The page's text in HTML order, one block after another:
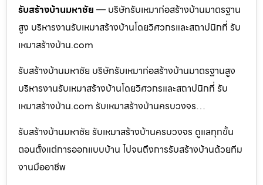
รับสร้างบ้านมหาชัย — บริษัทรับเหมาก่อสร้างบ้านมาตรฐาน
สูง บริหารงานรับเหมาสร้างบ้านโดยวิศวกรและสถาปนิกที่ รับ
เหมาสร้างบ้าน.com
รับสร้างบ้านมหาชัย บริษัทรับเหมาก่อสร้างบ้านมาตรฐานสูง
บริหารงานรับเหมาสร้างบ้านโดยวิศวกรและสถาปนิกที่ รับ
เหมาสร้างบ้าน.com รับเหมาสร้างบ้านครบวงจร…
รับสร้างบ้านมหาชัย รับเหมาสร้างบ้านครบวงจร ดูแลทุกขั้น
ตอนตั้งแต่การออกแบบบ้าน ไปจนถึงการรับสร้างบ้านด้วยทีม
งานมืออาชีพ